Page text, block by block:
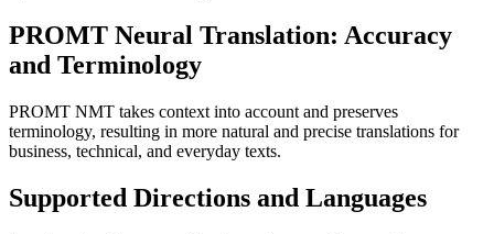
PROMT Neural Translation: Accuracy
and Terminology
PROMT NMT takes context into account and preserves
terminology, resulting in more natural and precise translations for
business, technical, and everyday texts.
Supported Directions and Languages